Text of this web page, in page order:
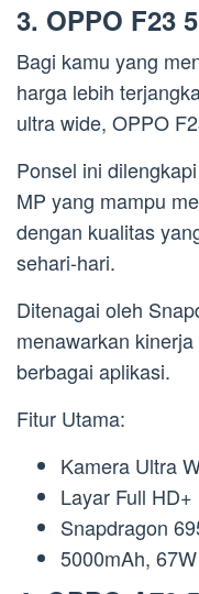
3. OPPO F23
Bagi kamu yang
harga lebih
ultra wide, OPPO
Ponsel ini
MP yang mampu
dengan kualitas
sehari-hari.
Ditenagai oleh
menawarkan
berbagai aplikasi.
Fitur Utama:
Kamera Ultra
Layar Full HD+
Snapdragon
5000mAh,